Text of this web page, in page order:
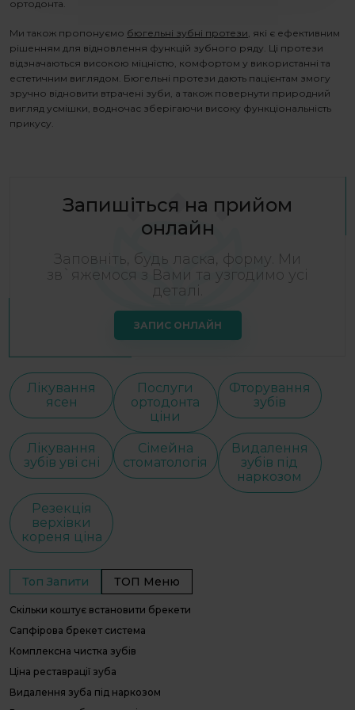
ортодонта.
Ми також пропонуємо бюгельні зубні протези, які є ефективним
рішенням для відновлення функцій зубного ряду. Ці протези
відзначаються високою міцністю, комфортом у використанні та
естетичним виглядом. Бюгельні протези дають пацієнтам змогу
зручно відновити втрачені зуби, а також повернути природний
вигляд усмішки, водночас зберігаючи високу функціональність
прикусу.
Запишіться на прийом
онлайн
Заповніть, будь ласка, форму. Ми
зв`яжемося з Вами та узгодимо усі
деталі.
ЗАПИС ОНЛАЙН
Лікування
ясен
Послуги
ортодонта
ціни
Фторування
зубів
Лікування
зубів уві сні
Сімейна
стоматологія
Видалення
зубів під
наркозом
Резекція
верхівки
кореня ціна
Топ Запити ТОП Меню
Скільки коштує встановити брекети
Сапфірова брекет система
Комплексна чистка зубів
Ціна реставрації зуба
Видалення зуба під наркозом